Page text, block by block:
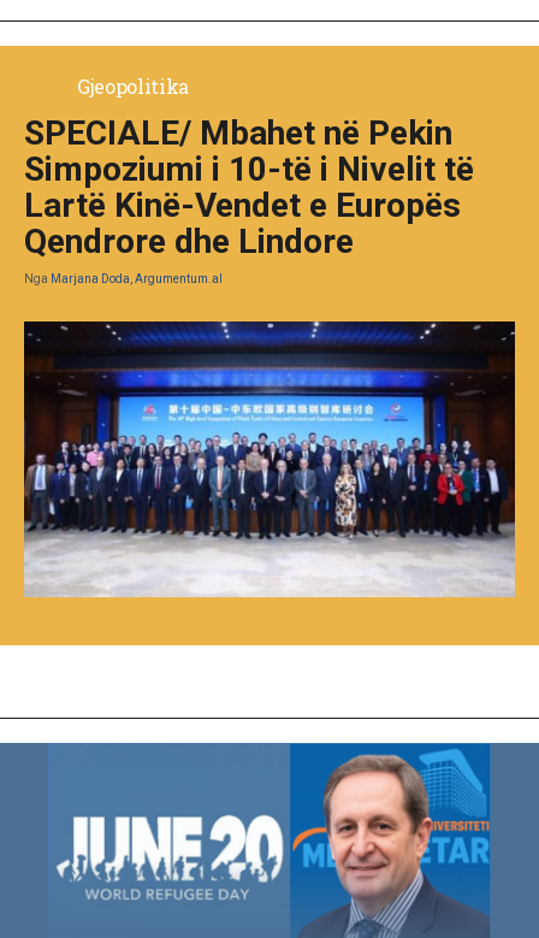
Gjeopolitika
SPECIALE/ Mbahet në Pekin
Simpoziumi i 10-të i Nivelit të
Lartë Kinë-Vendet e Europës
Qendrore dhe Lindore
Nga Marjana Doda, Argumentum.al